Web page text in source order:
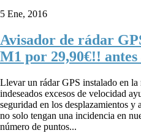
5 Ene, 2016
Avisador de rádar
M1 por 29,90€!! antes
Llevar un rádar GPS instalado en
indeseados excesos de velocidad
seguridad en los desplazamientos
no solo tengan una incidencia en
número de puntos...